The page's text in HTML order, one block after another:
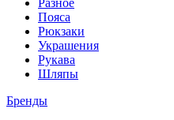
Разное
Пояса
Рюкзаки
Украшения
Рукава
Шляпы
Бренды